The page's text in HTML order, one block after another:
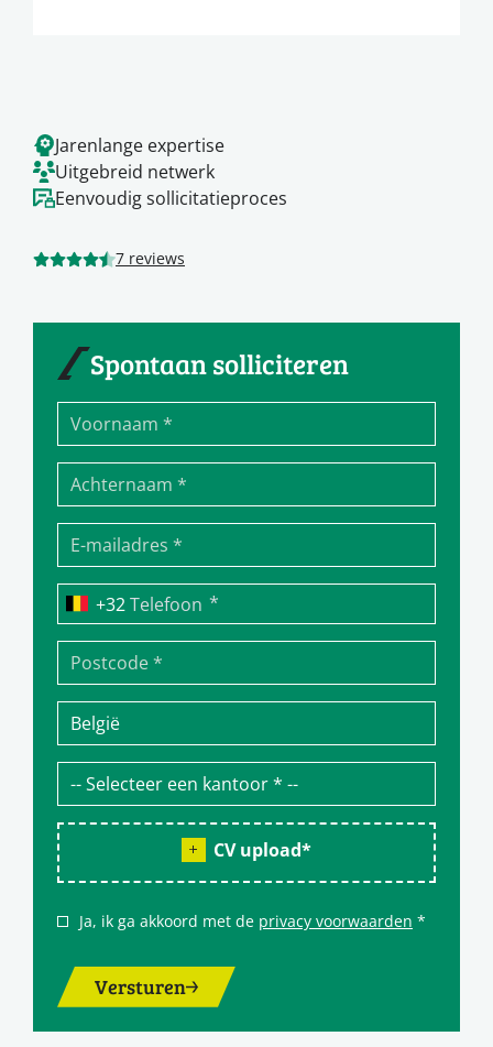
Spontaan solliciteren
Telefoon *
CV upload*
Ja, ik ga akkoord met de privacy voorwaarden *
Versturen
Jarenlange expertise
Uitgebreid netwerk
Eenvoudig sollicitatieproces
7 reviews